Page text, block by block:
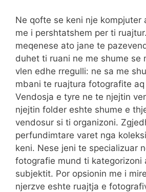
Ne qofte se keni nje kompjuter
me i pershtatshem per ti
meqenese ato jane te
duhet ti ruani ne me shume se
vlen edhe rregulli: ne sa me
mbani te ruajtura fotografite aq
Vendosja e tyre ne te njejtin
njejtin folder eshte shume e
vendosur si ti organizoni.
perfundimtare varet nga
keni. Nese jeni te specializuar
fotografie mund ti kategorizoni
subjektit. Por opsionin me i
njerzve eshte ruajtja e